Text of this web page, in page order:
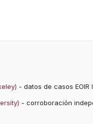
- datos de casos EOIR
- corroboración